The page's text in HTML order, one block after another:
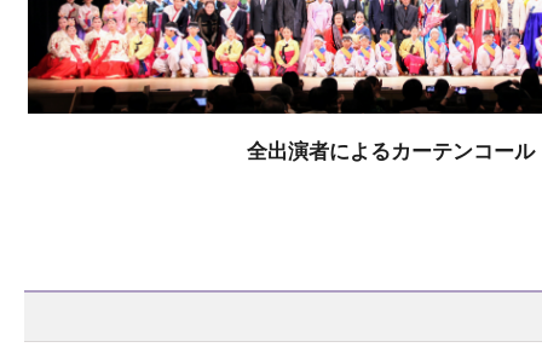
全出演者によるカーテンコール